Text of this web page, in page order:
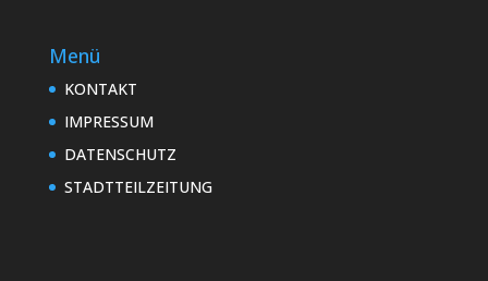
Menü
KONTAKT
IMPRESSUM
DATENSCHUTZ
STADTTEILZEITUNG